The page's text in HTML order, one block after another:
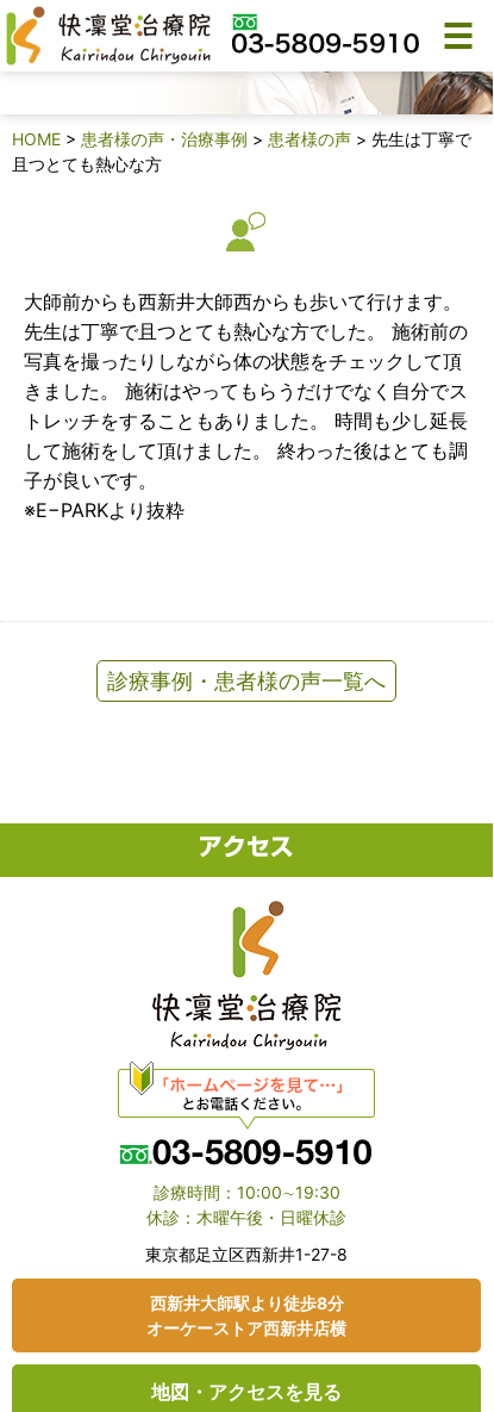
診療事例・患者様の声
HOME > 患者様の声・治療事例 > 患者様の声 > 先生は丁寧で
且つとても熱心な方
大師前からも西新井大師西からも歩いて行けます。
先生は丁寧で且つとても熱心な方でした。 施術前の
写真を撮ったりしながら体の状態をチェックして頂
きました。 施術はやってもらうだけでなく自分でス
トレッチをすることもありました。 時間も少し延長
して施術をして頂けました。 終わった後はとても調
子が良いです。
※E−PARKより抜粋
診療事例・患者様の声一覧へ
診療時間：10:00∼19:30
休診：木曜午後・日曜休診
東京都⾜⽴区⻄新井1-27-8
⻄新井大師駅より徒歩8分
オーケーストア⻄新井店横
地図・アクセスを見る